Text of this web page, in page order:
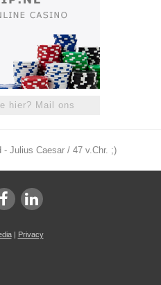
hier? Mail ons
- Julius Caesar / 47 v.Chr. ;)
| Privacy